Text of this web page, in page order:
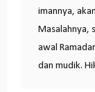
imannya,
Masalahnya,
awal
dan mudik.